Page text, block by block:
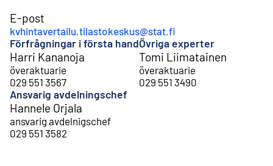
E-post
kvhintavertailu.tilastokeskus@stat.fi
Förfrågningar i första hand
Harri Kananoja
överaktuarie
029 551 3567
Övriga experter
Tomi Liimatainen
överaktuarie
029 551 3490
Ansvarig avdelningschef
Hannele Orjala
ansvarig avdelnigschef
029 551 3582